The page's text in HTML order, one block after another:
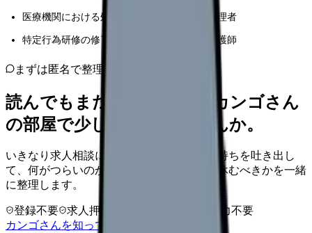
医療機関における処遇改善の検討を進める管理者
特定行為研修の修了後のキャリアを考える看護師
まずは匿名で整理
読んでもまだ苦しいなら、カンゴさん
の部屋で少し話してみませんか。
いきなり求人相談には進みません。今の気持ちを吐き出し
て、何がつらいのか、辞めるべきか、少し休むべきかを一緒
に整理します。
登録不要 求人押し売りなし
病院名は入力不要
カンゴさんを知ってから相談する